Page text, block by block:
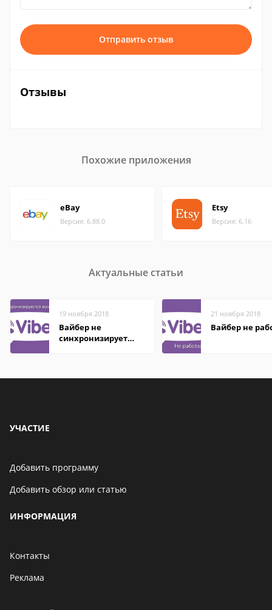
Отправить отзыв
Отзывы
Похожие приложения
eBay
Версия: 6.88.0
Etsy
Версия: 6.16
Актуальные статьи
19 ноября 2018
Вайбер не
синхронизирует
21 ноября 2018
Вайбер не
УЧАСТИЕ
Добавить программу
Добавить обзор или статью
ИНФОРМАЦИЯ
Контакты
Реклама